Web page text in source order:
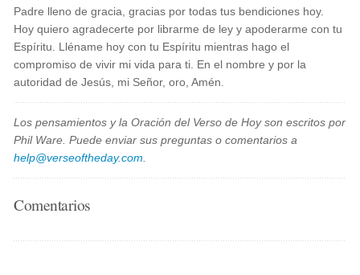
Padre lleno de gracia, gracias por todas tus bendiciones hoy.
Hoy quiero agradecerte por librarme de ley y apoderarme con tu
Espíritu. Lléname hoy con tu Espíritu mientras hago el
compromiso de vivir mi vida para ti. En el nombre y por la
autoridad de Jesús, mi Señor, oro, Amén.
Los pensamientos y la Oración del Verso de Hoy son escritos por
Phil Ware. Puede enviar sus preguntas o comentarios a
help@verseoftheday.com
Comentarios